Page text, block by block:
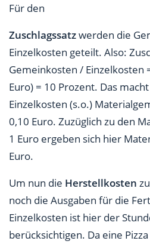
Für den
Zuschlagssatzwerden die
Einzelkosten geteilt. Also:
Gemeinkosten / Einzelkosten
Euro) = 10 Prozent. Das
Einzelkosten (s.o.)
0,10 Euro. Zuzüglich zu den
1 Euro ergeben sich hier
Euro.
Um nun die Herstellkosten
noch die Ausgaben für die
Einzelkosten ist hier der
berücksichtigen. Da eine